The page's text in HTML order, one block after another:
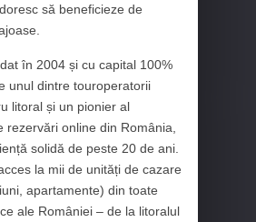
să beneficieze de
în 2004 și cu capital 100%
unul dintre touroperatorii
litoral și un pionier al
rezervări online din România,
solidă de peste 20 de ani.
la mii de unități de cazare
apartamente) din toate
ale României – de la litoralul